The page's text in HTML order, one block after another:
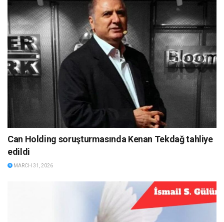
Can Holding soruşturmasında Kenan Tekdağ tahliye
edildi
MARCH 31, 2026